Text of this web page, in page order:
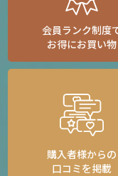
会員ランク制度
お得にお買い物
購入者様からの
口コミを掲載